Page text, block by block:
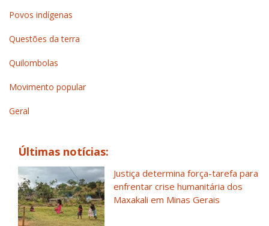
Povos indígenas
Questões da terra
Quilombolas
Movimento popular
Geral
Últimas notícias:
Justiça determina força-tarefa para
enfrentar crise humanitária dos
Maxakali em Minas Gerais